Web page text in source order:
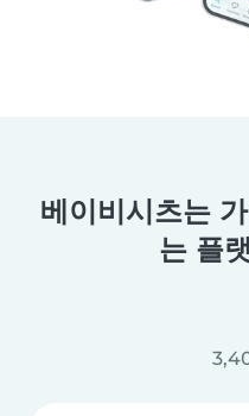
베이비시츠는
는 플